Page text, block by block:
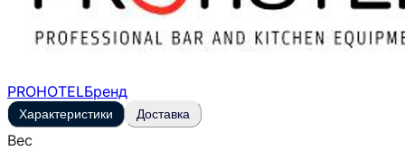
PROHOTELБренд
Характеристики Доставка
Вес